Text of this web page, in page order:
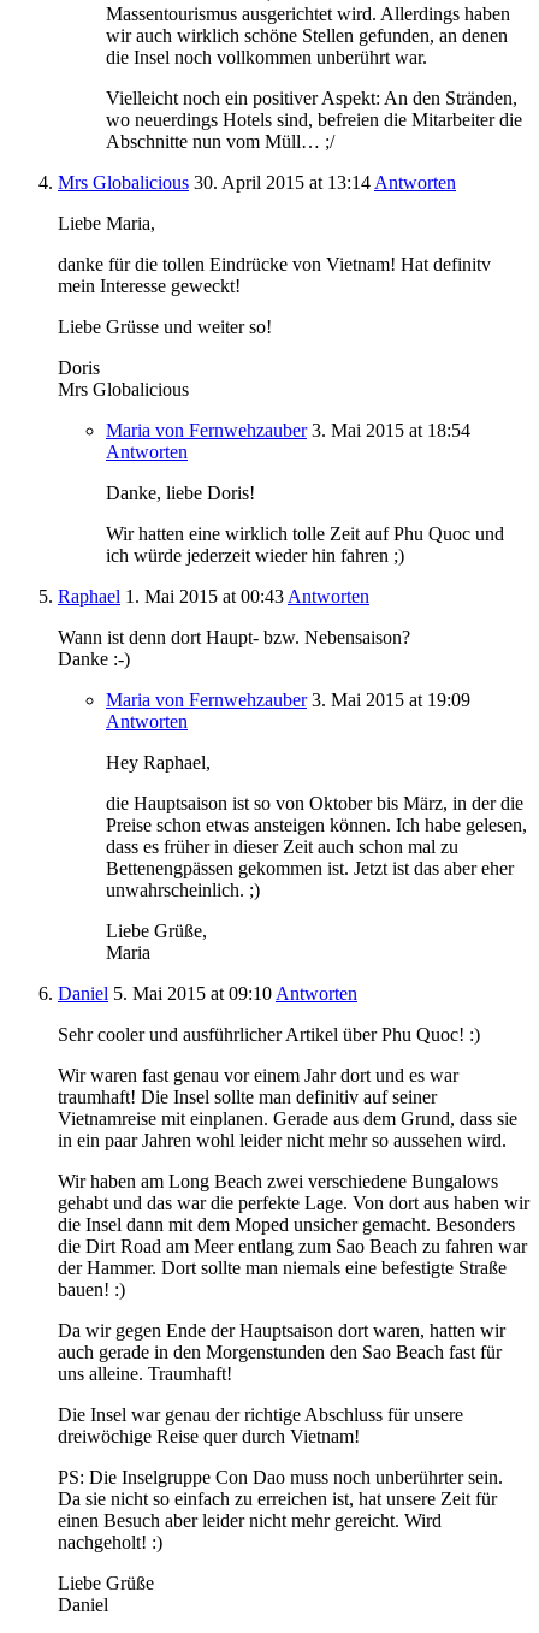
Massentourismus ausgerichtet wird. Allerdings haben
wir auch wirklich schöne Stellen gefunden, an denen
die Insel noch vollkommen unberührt war.
Vielleicht noch ein positiver Aspekt: An den Stränden,
wo neuerdings Hotels sind, befreien die Mitarbeiter die
Abschnitte nun vom Müll… ;/
Mrs Globalicious 30. April 2015 at 13:14 Antworten
Liebe Maria,
danke für die tollen Eindrücke von Vietnam! Hat definitv
mein Interesse geweckt!
Liebe Grüsse und weiter so!
Doris
Mrs Globalicious
Maria von Fernwehzauber 3. Mai 2015 at 18:54
Antworten
Danke, liebe Doris!
Wir hatten eine wirklich tolle Zeit auf Phu Quoc und
ich würde jederzeit wieder hin fahren ;)
Raphael 1. Mai 2015 at 00:43 Antworten
Wann ist denn dort Haupt- bzw. Nebensaison?
Danke :-)
Maria von Fernwehzauber 3. Mai 2015 at 19:09
Antworten
Hey Raphael,
die Hauptsaison ist so von Oktober bis März, in der die
Preise schon etwas ansteigen können. Ich habe gelesen,
dass es früher in dieser Zeit auch schon mal zu
Bettenengpässen gekommen ist. Jetzt ist das aber eher
unwahrscheinlich. ;)
Liebe Grüße,
Maria
Daniel 5. Mai 2015 at 09:10 Antworten
Sehr cooler und ausführlicher Artikel über Phu Quoc! :)
Wir waren fast genau vor einem Jahr dort und es war
traumhaft! Die Insel sollte man definitiv auf seiner
Vietnamreise mit einplanen. Gerade aus dem Grund, dass sie
in ein paar Jahren wohl leider nicht mehr so aussehen wird.
Wir haben am Long Beach zwei verschiedene Bungalows
gehabt und das war die perfekte Lage. Von dort aus haben wir
die Insel dann mit dem Moped unsicher gemacht. Besonders
die Dirt Road am Meer entlang zum Sao Beach zu fahren war
der Hammer. Dort sollte man niemals eine befestigte Straße
bauen! :)
Da wir gegen Ende der Hauptsaison dort waren, hatten wir
auch gerade in den Morgenstunden den Sao Beach fast für
uns alleine. Traumhaft!
Die Insel war genau der richtige Abschluss für unsere
dreiwöchige Reise quer durch Vietnam!
PS: Die Inselgruppe Con Dao muss noch unberührter sein.
Da sie nicht so einfach zu erreichen ist, hat unsere Zeit für
einen Besuch aber leider nicht mehr gereicht. Wird
nachgeholt! :)
Liebe Grüße
Daniel